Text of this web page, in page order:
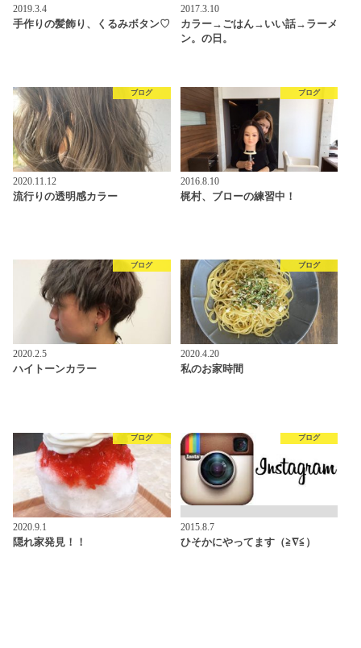
2019.3.4
手作りの髪飾り、くるみボタン♡
2017.3.10
カラー→ごはん→いい話→ラーメ
ン。の日。
ブログ
2020.11.12
流行りの透明感カラー
ブログ
2016.8.10
梶村、ブローの練習中！
ブログ
2020.2.5
ハイトーンカラー
ブログ
2020.4.20
私のお家時間
ブログ
2020.9.1
隠れ家発見！！
ブログ
2015.8.7
ひそかにやってます（≧∇≦）